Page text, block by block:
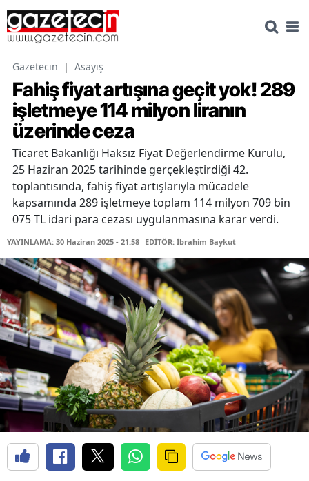
Gazetecin | Asayiş
Fahiş fiyat artışına geçit yok! 289
işletmeye 114 milyon liranın
üzerinde ceza
Ticaret Bakanlığı Haksız Fiyat Değerlendirme Kurulu,
25 Haziran 2025 tarihinde gerçekleştirdiği 42.
toplantısında, fahiş fiyat artışlarıyla mücadele
kapsamında 289 işletmeye toplam 114 milyon 709 bin
075 TL idari para cezası uygulanmasına karar verdi.
YAYINLAMA: 30 Haziran 2025 - 21:58 EDİTÖR: İbrahim Baykut